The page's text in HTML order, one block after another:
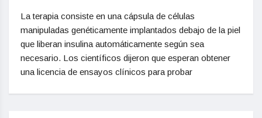
La terapia consiste en una cápsula de células
manipuladas genéticamente implantados debajo de la piel
que liberan insulina automáticamente según sea
necesario. Los científicos dijeron que esperan obtener
una licencia de ensayos clínicos para probar